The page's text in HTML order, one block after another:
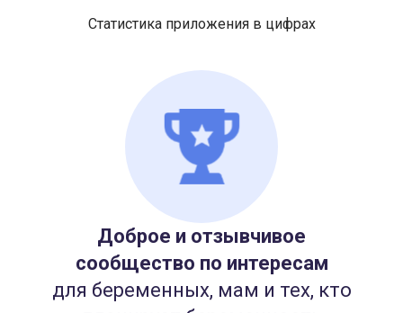
Статистика приложения в цифрах
Доброе и отзывчивое
сообщество по интересам
для беременных, мам и тех, кто